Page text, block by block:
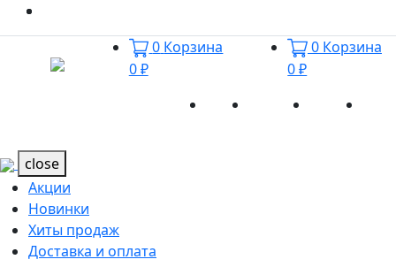
0 Корзина
0 ₽
0 Корзина
0 ₽
Акции Новинки
close
Акции
Новинки
Хиты продаж
Доставка и оплата